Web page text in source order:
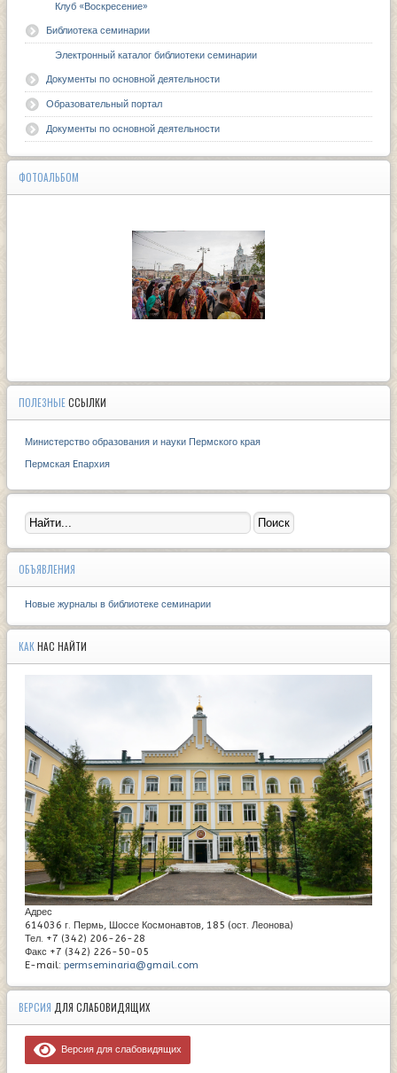
Клуб «Воскресение»
Библиотека семинарии
Электронный каталог библиотеки семинарии
Документы по основной деятельности
Образовательный портал
Документы по основной деятельности
ФОТОАЛЬБОМ
ПОЛЕЗНЫЕССЫЛКИ
Министерство образования и науки Пермского края
Пермская Eпархия
ОБЪЯВЛЕНИЯ
Новые журналы в библиотеке семинарии
КАКНАС НАЙТИ
Адрес
614036 г. Пермь, Шоссе Космонавтов, 185 (ост. Леонова)
Тел. +7 (342) 206-26-28
Факс +7 (342) 226-50-05
E-mail: permseminaria@gmail.com
ВЕРСИЯ ДЛЯ СЛАБОВИДЯЩИХ
Версия для слабовидящих